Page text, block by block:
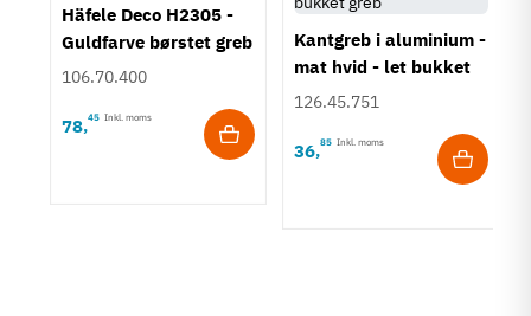
Häfele Deco H2305 -
Guldfarve børstet greb
106.70.400
78,45 Inkl. moms
Kantgreb i aluminium -
mat hvid - let bukket
greb
126.45.751
36,85 Inkl. moms